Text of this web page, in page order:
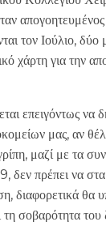
απογοητευμένος
τον Ιούλιο,
χάρτη για την
επειγόντως να
μας, αν
μαζί με τα
δεν πρέπει να
διαφορετικά θα
τη σοβαρότητα του